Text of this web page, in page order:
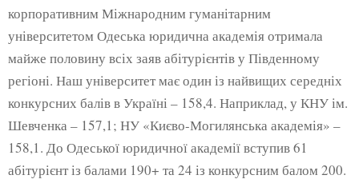
корпоративним Міжнародним гуманітарним
університетом Одеська юридична академія отримала
майже половину всіх заяв абітурієнтів у Південному
регіоні. Наш університет має один із найвищих середніх
конкурсних балів в Україні – 158,4. Наприклад, у КНУ ім.
Шевченка – 157,1; НУ «Києво-Могилянська академія» –
158,1. До Одеської юридичної академії вступив 61
абітурієнт із балами 190+ та 24 із конкурсним балом 200.